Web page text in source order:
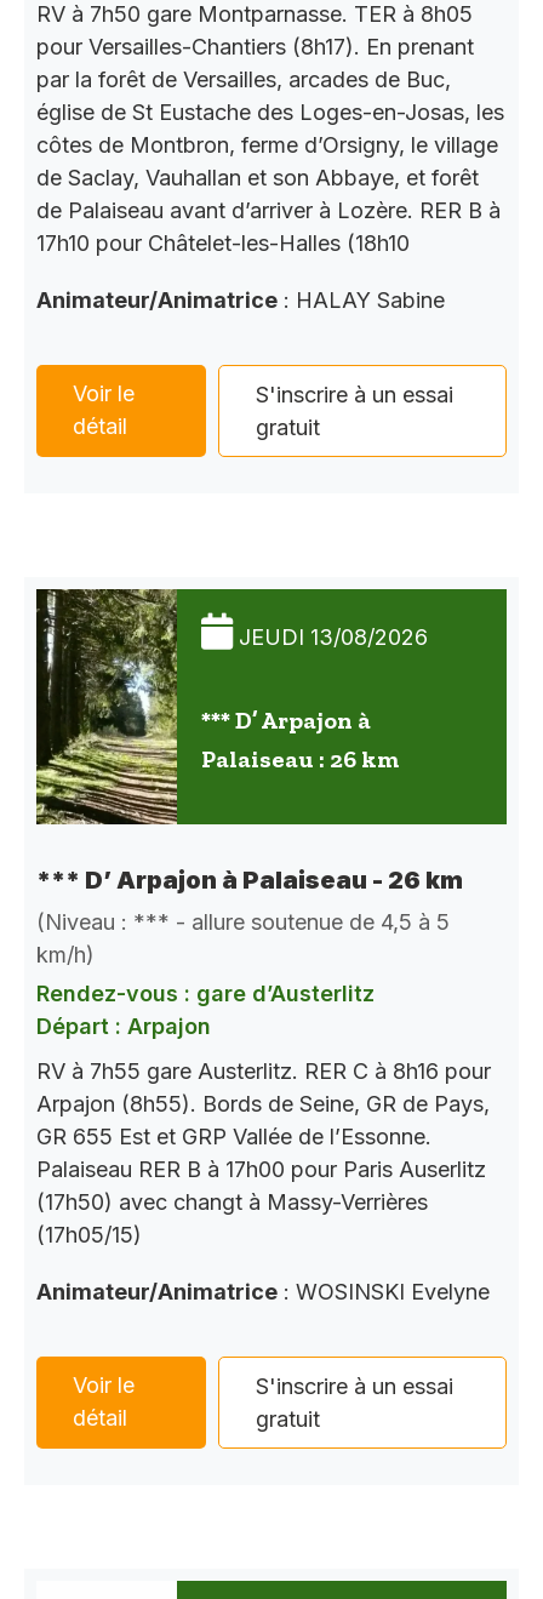
RV à 7h50 gare Montparnasse. TER à 8h05
pour Versailles-Chantiers (8h17). En prenant
par la forêt de Versailles, arcades de Buc,
église de St Eustache des Loges-en-Josas, les
côtes de Montbron, ferme d’Orsigny, le village
de Saclay, Vauhallan et son Abbaye, et forêt
de Palaiseau avant d’arriver à Lozère. RER B à
17h10 pour Châtelet-les-Halles (18h10
Animateur/Animatrice : HALAY Sabine
Voir le
détail
S'inscrire à un essai
gratuit
JEUDI 13/08/2026
*** D’ Arpajon à
Palaiseau : 26 km
*** D’ Arpajon à Palaiseau - 26 km
(Niveau : *** - allure soutenue de 4,5 à 5
km/h)
Rendez-vous : gare d’Austerlitz
Départ : Arpajon
RV à 7h55 gare Austerlitz. RER C à 8h16 pour
Arpajon (8h55). Bords de Seine, GR de Pays,
GR 655 Est et GRP Vallée de l’Essonne.
Palaiseau RER B à 17h00 pour Paris Auserlitz
(17h50) avec changt à Massy-Verrières
(17h05/15)
Animateur/Animatrice : WOSINSKI Evelyne
Voir le
détail
S'inscrire à un essai
gratuit